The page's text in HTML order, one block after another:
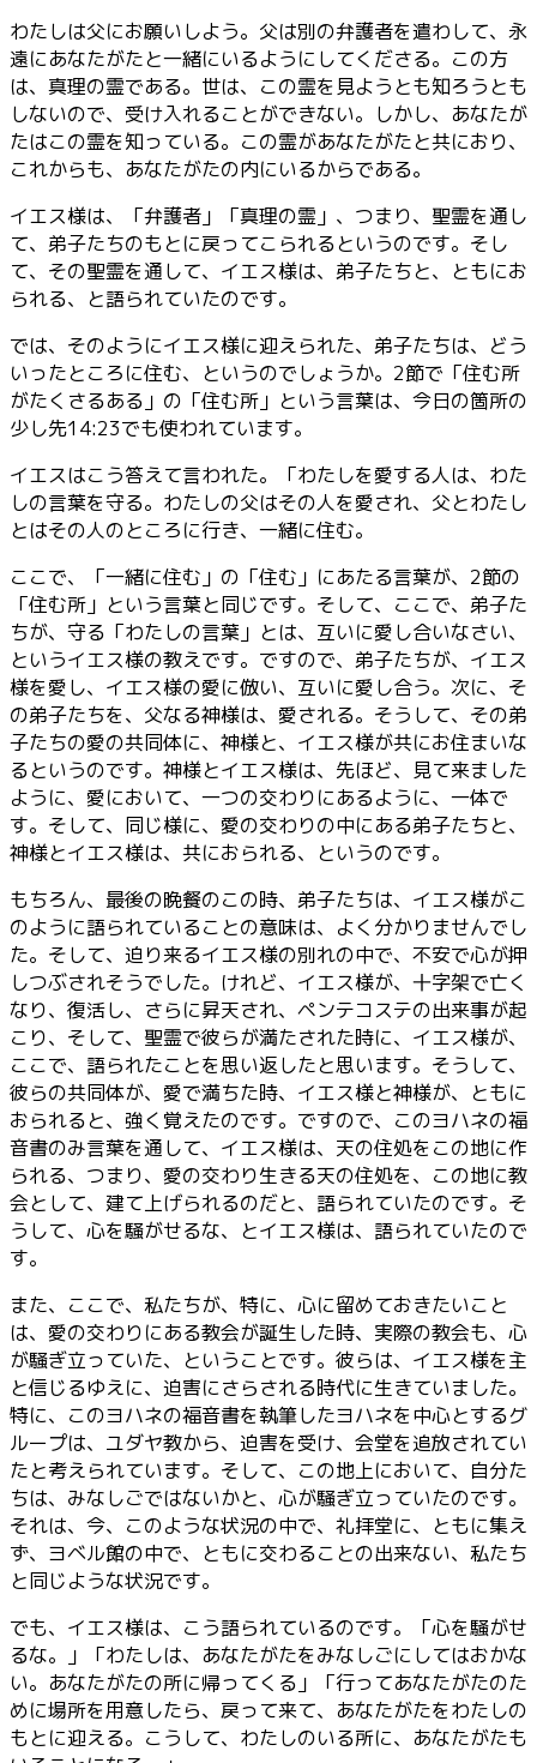
わたしは父にお願いしよう。父は別の弁護者を遣わして、永
遠にあなたがたと一緒にいるようにしてくださる。この方
は、真理の霊である。世は、この霊を見ようとも知ろうとも
しないので、受け入れることができない。しかし、あなたが
たはこの霊を知っている。この霊があなたがたと共におり、
これからも、あなたがたの内にいるからである。
イエス様は、「弁護者」「真理の霊」、つまり、聖霊を通し
て、弟子たちのもとに戻ってこられるというのです。そし
て、その聖霊を通して、イエス様は、弟子たちと、ともにお
られる、と語られていたのです。
では、そのようにイエス様に迎えられた、弟子たちは、どう
いったところに住む、というのでしょうか。2節で「住む所
がたくさるある」の「住む所」という言葉は、今日の箇所の
少し先14:23でも使われています。
イエスはこう答えて言われた。「わたしを愛する人は、わた
しの言葉を守る。わたしの父はその人を愛され、父とわたし
とはその人のところに行き、一緒に住む。
ここで、「一緒に住む」の「住む」にあたる言葉が、2節の
「住む所」という言葉と同じです。そして、ここで、弟子た
ちが、守る「わたしの言葉」とは、互いに愛し合いなさい、
というイエス様の教えです。ですので、弟子たちが、イエス
様を愛し、イエス様の愛に倣い、互いに愛し合う。次に、そ
の弟子たちを、父なる神様は、愛される。そうして、その弟
子たちの愛の共同体に、神様と、イエス様が共にお住まいな
るというのです。神様とイエス様は、先ほど、見て来ました
ように、愛において、一つの交わりにあるように、一体で
す。そして、同じ様に、愛の交わりの中にある弟子たちと、
神様とイエス様は、共におられる、というのです。
もちろん、最後の晩餐のこの時、弟子たちは、イエス様がこ
のように語られていることの意味は、よく分かりませんでし
た。そして、迫り来るイエス様の別れの中で、不安で心が押
しつぶされそうでした。けれど、イエス様が、十字架で亡く
なり、復活し、さらに昇天され、ペンテコステの出来事が起
こり、そして、聖霊で彼らが満たされた時に、イエス様が、
ここで、語られたことを思い返したと思います。そうして、
彼らの共同体が、愛で満ちた時、イエス様と神様が、ともに
おられると、強く覚えたのです。ですので、このヨハネの福
音書のみ言葉を通して、イエス様は、天の住処をこの地に作
られる、つまり、愛の交わり生きる天の住処を、この地に教
会として、建て上げられるのだと、語られていたのです。そ
うして、心を騒がせるな、とイエス様は、語られていたので
す。
また、ここで、私たちが、特に、心に留めておきたいこと
は、愛の交わりにある教会が誕生した時、実際の教会も、心
が騒ぎ立っていた、ということです。彼らは、イエス様を主
と信じるゆえに、迫害にさらされる時代に生きていました。
特に、このヨハネの福音書を執筆したヨハネを中心とするグ
ループは、ユダヤ教から、迫害を受け、会堂を追放されてい
たと考えられています。そして、この地上において、自分た
ちは、みなしごではないかと、心が騒ぎ立っていたのです。
それは、今、このような状況の中で、礼拝堂に、ともに集え
ず、ヨベル館の中で、ともに交わることの出来ない、私たち
と同じような状況です。
でも、イエス様は、こう語られているのです。「心を騒がせ
るな。」「わたしは、あなたがたをみなしごにしてはおかな
い。あなたがたの所に帰ってくる」「行ってあなたがたのた
めに場所を用意したら、戻って来て、あなたがたをわたしの
もとに迎える。こうして、わたしのいる所に、あなたがたも